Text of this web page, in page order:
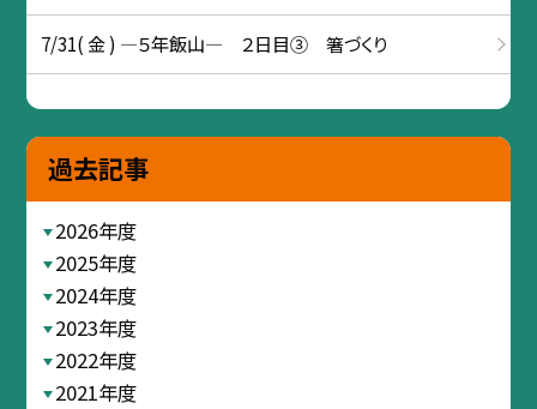
7/31( 金 ) ―５年飯山― ２日目③ 箸づくり
過去記事
2026年度
2025年度
2024年度
2023年度
2022年度
2021年度